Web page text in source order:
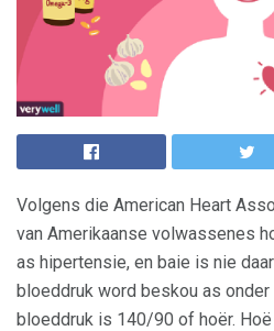
Volgens die American Heart
van Amerikaanse volwassenes
as hipertensie, en baie is nie
bloeddruk word beskou as
bloeddruk is 140/90 of hoër.